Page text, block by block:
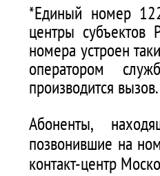
*Единый номер
центры субъектов
номера устроен
оператором
производится вызов.
Абоненты,
позвонившие на
контакт-центр